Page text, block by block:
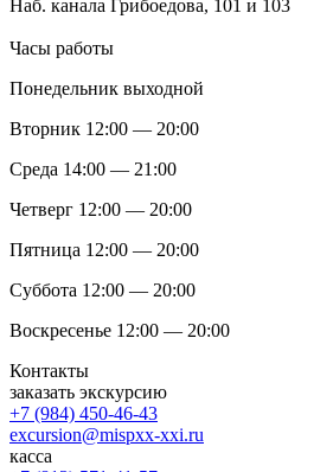
Наб. канала Грибоедова, 101 и 103
Часы работы
Понедельник выходной
Вторник 12:00 — 20:00
Среда 14:00 — 21:00
Четверг 12:00 — 20:00
Пятница 12:00 — 20:00
Суббота 12:00 — 20:00
Воскресенье 12:00 — 20:00
Контакты
заказать экскурсию
+7 (984) 450-46-43
excursion@mispxx-xxi.ru
касса